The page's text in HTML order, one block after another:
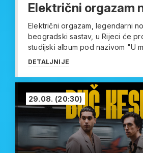
Električni orgazam
Električni orgazam, legendarni
beogradski sastav, u Rijeci će
studijski album pod nazivom "U
DETALJNIJE
29.08. (20:30)